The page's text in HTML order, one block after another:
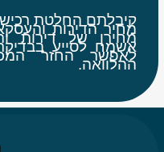
קיבלתם החלטת
מחיר הדירות
מחירן של דירות
אשמח לסייע
לאפשר החזר
ההלוואה.